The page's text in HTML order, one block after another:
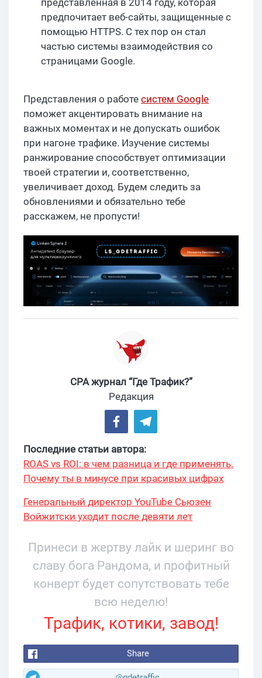
предпочитает веб-сайты, защищенные с
помощью HTTPS. С тех пор он стал
частью системы взаимодействия со
страницами Google.
Представления о работе систем Google
поможет акцентировать внимание на
важных моментах и не допускать ошибок
при нагоне трафике. Изучение системы
ранжирование способствует оптимизации
твоей стратегии и, соответственно,
увеличивает доход. Будем следить за
обновлениями и обязательно тебе
расскажем, не пропусти!
CPA журнал “Где Трафик?”
Редакция
Последние статьи автора:
ROAS vs ROI: в чем разница и где применять.
Почему ты в минусе при красивых цифрах
Генеральный директор YouTube Сьюзен
Войжитски уходит после девяти лет
Принеси в жертву лайк и шеринг во
славу бога Рандома, и профитный
конверт будет сопутствовать тебе
всю неделю!
Трафик, котики, завод!
Share